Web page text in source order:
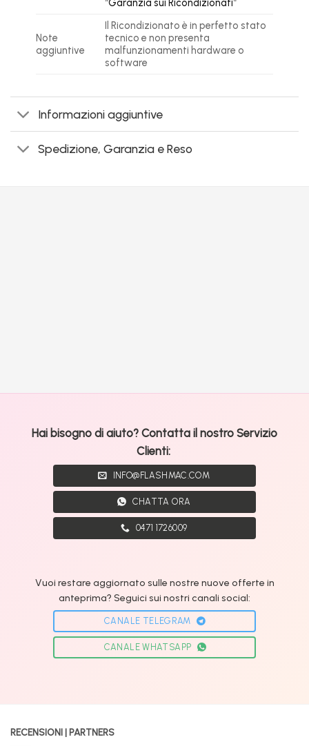
“Garanzia sui Ricondizionati“
Note
aggiuntive
Il Ricondizionato è in perfetto stato
tecnico e non presenta
malfunzionamenti hardware o
software
Informazioni aggiuntive
Spedizione, Garanzia e Reso
Hai bisogno di aiuto? Contatta il nostro Servizio
Clienti:
INFO@FLASHMAC.COM
CHATTA ORA
0471 1726009
Vuoi restare aggiornato sulle nostre nuove offerte in
anteprima? Seguici sui nostri canali social:
CANALE TELEGRAM
CANALE WHATSAPP
RECENSIONI | PARTNERS